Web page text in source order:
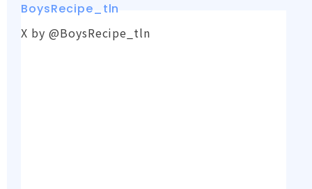
BoysRecipe_tln
X by @BoysRecipe_tln